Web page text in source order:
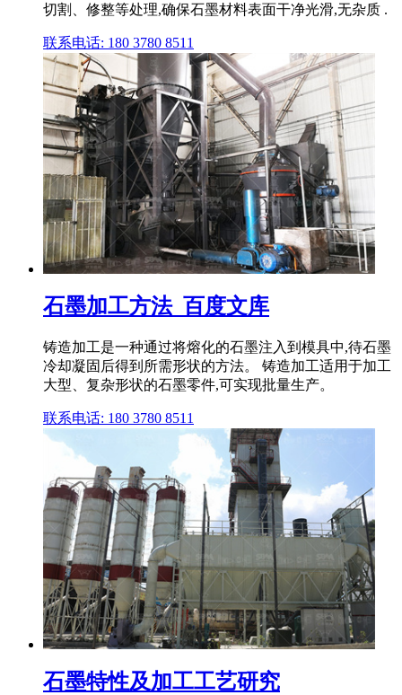
切割、修整等处理,确保石墨材料表面干净光滑,无杂质 .
联系电话: 180 3780 8511
石墨加工方法_百度文库
铸造加工是一种通过将熔化的石墨注入到模具中,待石墨
冷却凝固后得到所需形状的方法。 铸造加工适用于加工
大型、复杂形状的石墨零件,可实现批量生产。
联系电话: 180 3780 8511
石墨特性及加工工艺研究